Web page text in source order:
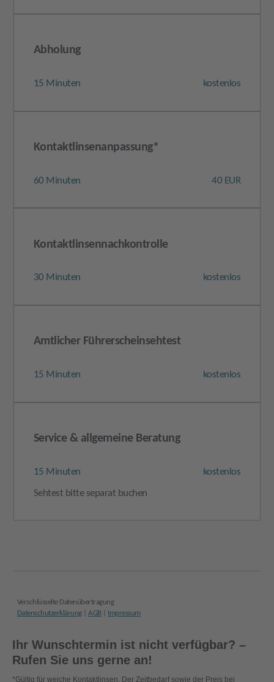
Ihr Wunschtermin ist nicht verfügbar? –
Rufen Sie uns gerne an!
*Gültig für weiche Kontaktlinsen. Der Zeitbedarf sowie der Preis bei